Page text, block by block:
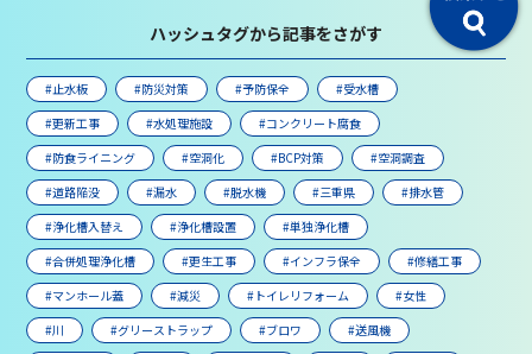
ハッシュタグから記事をさがす
#止水板 #防災対策 #予防保全
#受水槽
#更新工事
#水処理施設
#コンクリート腐食
#防食ライニング
#空洞化 #BCP対策
#空洞調査
#道路陥没
#漏水 #脱水機 #三重県
#排水管
#浄化槽入替え
#浄化槽設置
#単独浄化槽
#合併処理浄化槽
#更生工事 #インフラ保全
#修繕工事
#マンホール蓋
#減災 #トイレリフォーム
#女性
#川
#グリーストラップ #ブロワ
#送風機